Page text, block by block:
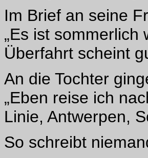
Im Brief an seine
„Es ist
Überfahrt scheint
An die Tochter
„Eben reise ich
Linie, Antwerpen,
So schreibt